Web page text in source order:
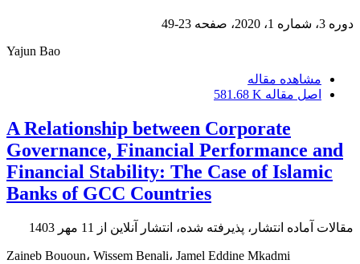
دوره 3، شماره 1، 2020، صفحه
23-49
Yajun Bao
مشاهده مقاله
اصل مقاله 581.68 K
A Relationship between Corporate
Governance, Financial Performance and
Financial Stability: The Case of Islamic
Banks of GCC Countries
مقالات آماده انتشار، پذیرفته شده، انتشار آنلاین از 11 مهر 1403
Zaineb Bououn، Wissem Benali، Jamel Eddine Mkadmi